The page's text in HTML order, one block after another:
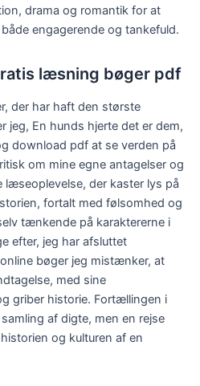
drama og romantik for at
engagerende og tankefuld.
læsning bøger pdf
der har haft den største
jeg, En hunds hjerte det er dem,
download pdf at se verden på
om mine egne antagelser og
der kaster lys på
fortalt med følsomhed og
tænkende på karaktererne i
efter, jeg har afsluttet
bøger jeg mistænker, at
med sine
griber historie. Fortællingen i
af digte, men en rejse
og kulturen af en